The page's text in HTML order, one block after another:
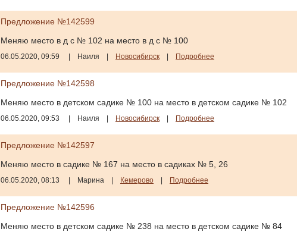
Предложение №142599
Меняю место в д с № 102 на место в д с № 100
06.05.2020, 09:59 Наиля Новосибирск Подробнее
Предложение №142598
Меняю место в детском садике № 100 на место в детском садике № 102
06.05.2020, 09:53 Наиля Новосибирск Подробнее
Предложение №142597
Меняю место в садике № 167 на место в садиках № 5, 26
06.05.2020, 08:13 Марина Кемерово Подробнее
Предложение №142596
Меняю место в детском садике № 238 на место в детском садике № 84